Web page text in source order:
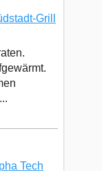
Grill
Tech